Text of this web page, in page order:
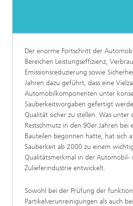
Der enorme Fortschritt der
Bereichen Leistungseffizienz,
Emissionsreduzierung sowie
Jahren dazu geführt, dass eine
Automobilkomponenten unter
Sauberkeitsvorgaben gefertigt
Qualität sicher zu stellen. Was unter
Restschmutz in den 90er Jahren bei
Bauteilen begonnen hatte, hat sich
Sauberkeit ab 2000 zu einem
Qualitätsmerkmal in der Automobil-
Zulieferindustrie entwickelt.
Sowohl bei der Prüfung der
Partikelverunreinigungen als auch